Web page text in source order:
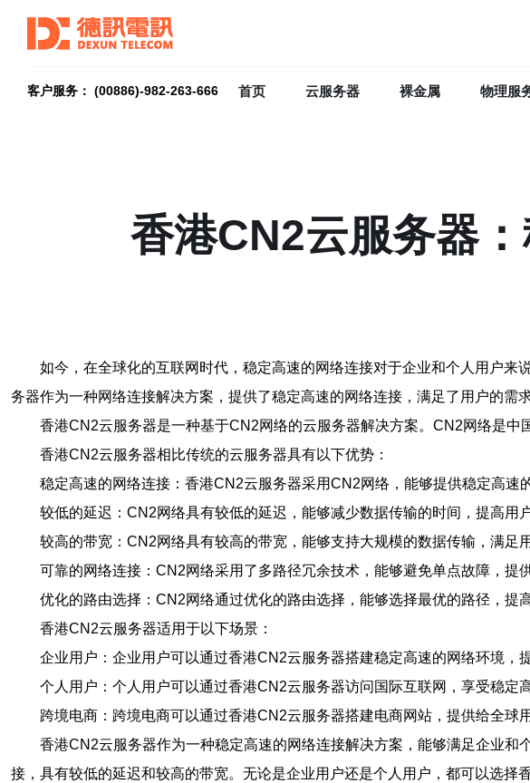
客户服务： (00886)-982-263-666 首页 云服务器 裸金属 物理服
香港CN2云服务器
如今，在全球化的互联网时代，稳定高速的网络连接对于企业和个人用户
务器作为一种网络连接解决方案，提供了稳定高速的网络连接，满足了用户的需求
香港CN2云服务器是一种基于CN2网络的云服务器解决方案。CN2网络是
香港CN2云服务器相比传统的云服务器具有以下优势：
稳定高速的网络连接：香港CN2云服务器采用CN2网络，能够提供稳定高速
较低的延迟：CN2网络具有较低的延迟，能够减少数据传输的时间，提高用
较高的带宽：CN2网络具有较高的带宽，能够支持大规模的数据传输，满足
可靠的网络连接：CN2网络采用了多路径冗余技术，能够避免单点故障，提
优化的路由选择：CN2网络通过优化的路由选择，能够选择最优的路径，提
香港CN2云服务器适用于以下场景：
企业用户：企业用户可以通过香港CN2云服务器搭建稳定高速的网络环境，
个人用户：个人用户可以通过香港CN2云服务器访问国际互联网，享受稳定
跨境电商：跨境电商可以通过香港CN2云服务器搭建电商网站，提供给全球
香港CN2云服务器作为一种稳定高速的网络连接解决方案，能够满足企业
接，具有较低的延迟和较高的带宽。无论是企业用户还是个人用户，都可以选择